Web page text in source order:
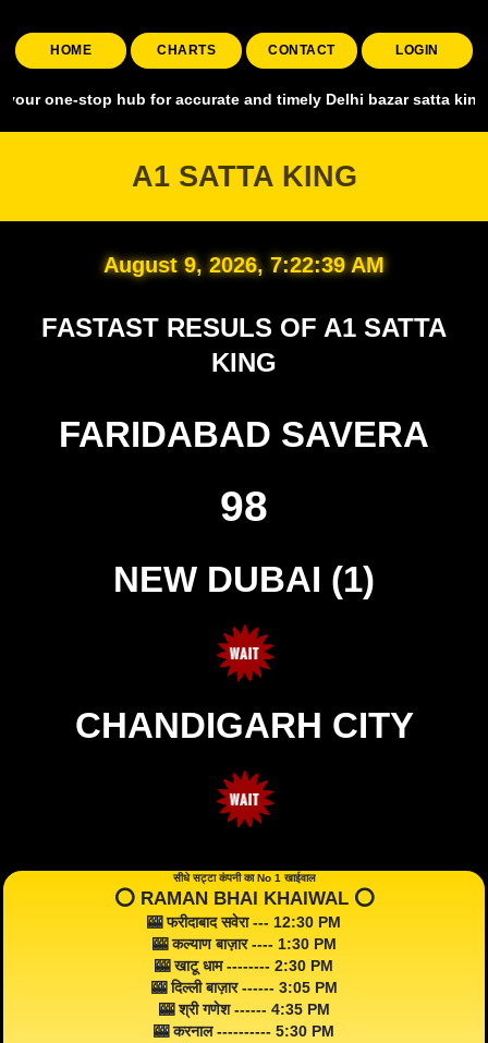
HOME CHARTS CONTACT LOGIN
hub for accurate and timely Delhi bazar satta king,
A1 SATTA KING
August 9, 2026, 7:22:40 AM
FASTAST RESULS OF A1 SATTA
KING
FARIDABAD SAVERA
98
NEW DUBAI (1)
CHANDIGARH CITY
सीधे सट्टा कंपनी का No 1 खाईवाल
⭕️ RAMAN BHAI KHAIWAL ⭕️
🎰 फरीदाबाद सवेरा --- 12:30 PM
🎰 कल्याण बाज़ार ---- 1:30 PM
🎰 खाटू धाम -------- 2:30 PM
🎰 दिल्ली बाज़ार ------ 3:05 PM
🎰 श्री गणेश ------ 4:35 PM
🎰 करनाल ---------- 5:30 PM